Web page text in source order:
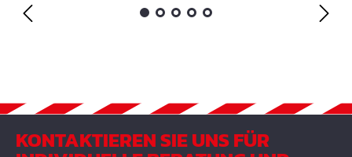
KONTAKTIEREN SIE UNS FÜR